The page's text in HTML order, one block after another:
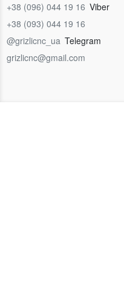
+38 (096) 044 19 16 Viber
+38 (093) 044 19 16
@grizlicnc_ua Telegram
grizlicnc@gmail.com